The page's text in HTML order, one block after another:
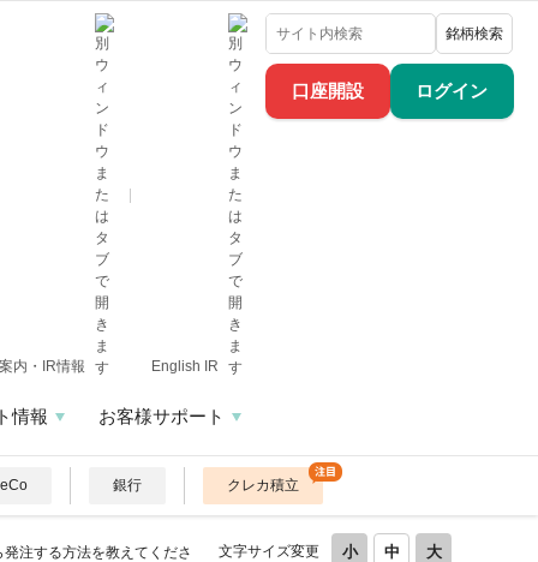
口座開設 ログイン
内・IR情報 English IR
銘柄検索
情報 お客様サポート
銀行 クレカ積立
文字サイズ変更
注する方法を教えてくださ